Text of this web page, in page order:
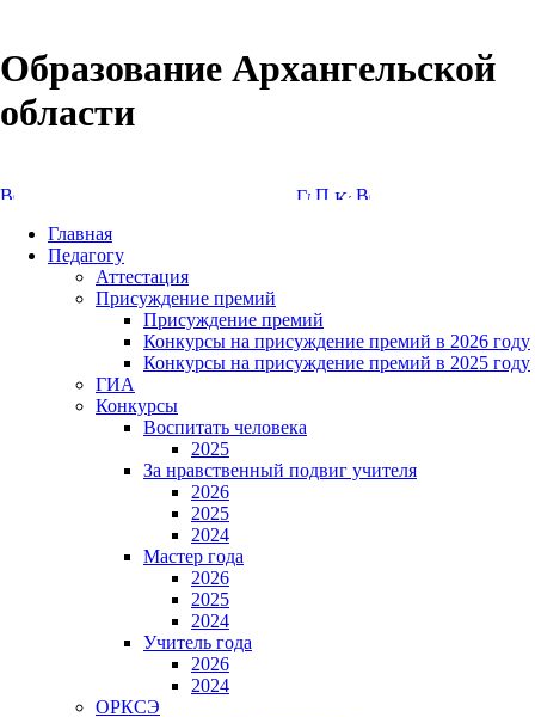
Образование Архангельской
области
Главная
Педагогу
Аттестация
Присуждение премий
Присуждение премий
Конкурсы на присуждение премий в 2026 году
Конкурсы на присуждение премий в 2025 году
ГИА
Конкурсы
Воспитать человека
2025
За нравственный подвиг учителя
2026
2025
2024
Мастер года
2026
2025
2024
Учитель года
2026
2024
ОРКСЭ